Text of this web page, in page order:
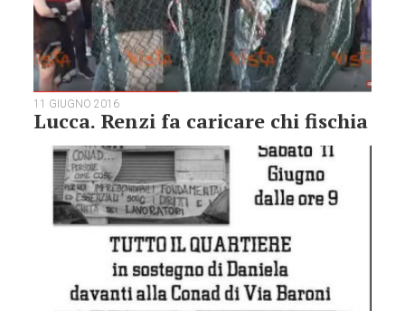
11 GIUGNO 2016
Lucca. Renzi fa caricare chi fischia